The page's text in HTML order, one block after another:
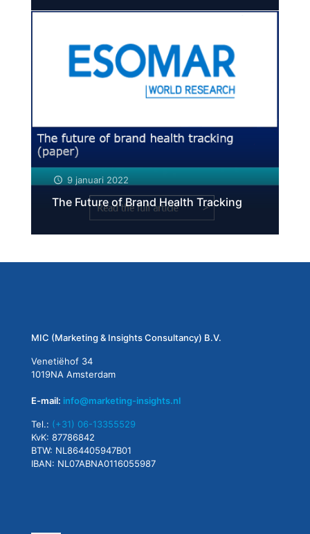
9 januari 2022
The Future of Brand Health Tracking
MIC (Marketing & Insights Consultancy) B.V.
Venetiëhof 34
1019NA Amsterdam
E-mail: info@marketing-insights.nl
Tel.: (+31) 06-13355529
KvK: 87786842
BTW: NL864405947B01
IBAN: NL07ABNA0116055987